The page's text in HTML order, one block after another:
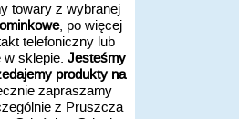
towary z wybranej
, po więcej
telefoniczny lub
sklepie. Jesteśmy
produkty na
zapraszamy
z Pruszcza